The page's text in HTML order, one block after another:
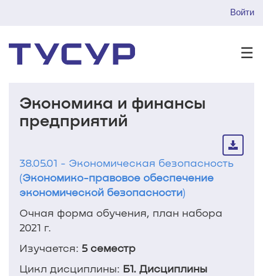
Войти
☰
Экономика и финансы
предприятий
38.05.01 - Экономическая безопасность
(Экономико-правовое обеспечение
экономической безопасности)
Очная форма обучения, план набора
2021 г.
Изучается: 5 семестр
Цикл дисциплины: Б1. Дисциплины